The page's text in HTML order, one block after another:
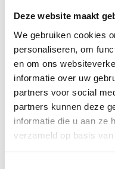
Deze website maakt
We gebruiken cookies
personaliseren, om
en om ons
informatie over uw
partners voor social
partners kunnen deze
informatie die u aan ze
verzameld op basis
Boswachterij
In Boswachterij
zwemplas
Hier kan je hond
losloopgebied
wandelen door bos
kilometers maken,
Boswachterij Schoonloo,